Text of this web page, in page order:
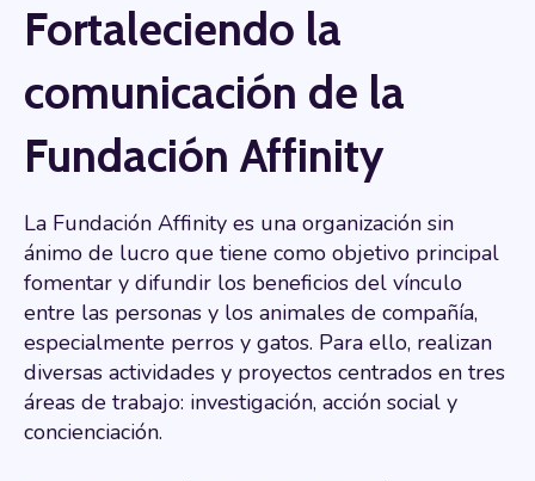
Fortaleciendo la
comunicación de la
Fundación Affinity
La Fundación Affinity es una organización sin
ánimo de lucro que tiene como objetivo principal
fomentar y difundir los beneficios del vínculo
entre las personas y los animales de compañía,
especialmente perros y gatos. Para ello, realizan
diversas actividades y proyectos centrados en tres
áreas de trabajo: investigación, acción social y
concienciación.